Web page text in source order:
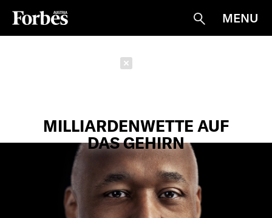
Suche
MENU
MILLIARDENWETTE AUF
DAS GEHIRN